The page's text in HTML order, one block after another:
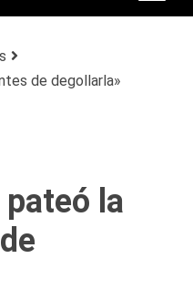
de degollarla»
pateó la